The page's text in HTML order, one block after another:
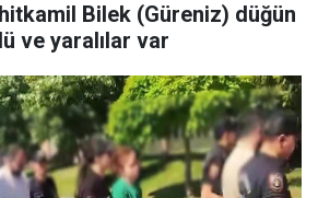
Bilek (Güreniz) düğün
ve yaralılar var